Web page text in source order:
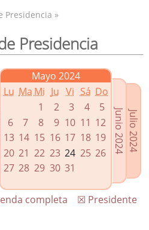
relacionados
de gobierno
Presidencia »
Presidencia
Mayo 2024
Lu Ma Mi Ju Vi Sá Do
1
2 3 4
5
6
7 8 9 10 11 12
13 14 15 16 17 18 19
20 21 22 23 24 25 26
27 28 29 30 31
Julio 2024
Junio 2024
☒ Presidente
completa